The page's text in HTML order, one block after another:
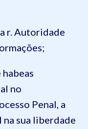
r. Autoridade
no
Penal, a
na sua liberdade